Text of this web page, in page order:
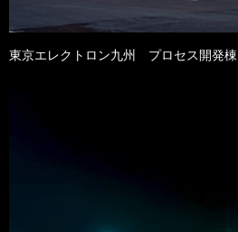
東京エレクトロン九州 プロセス開発棟